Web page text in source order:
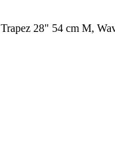
28" 54 cm M,